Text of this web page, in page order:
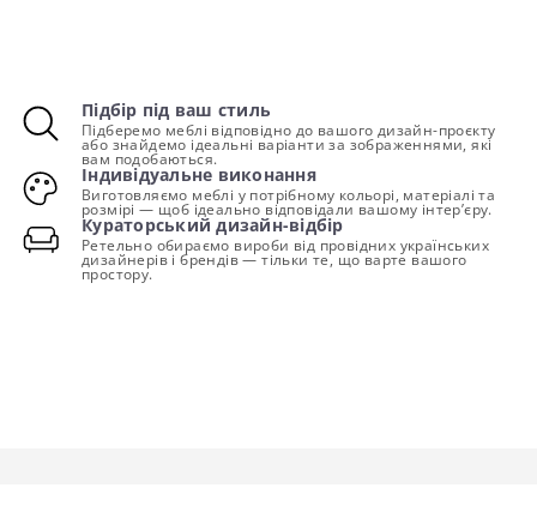
Підбір під ваш стиль
Підберемо меблі відповідно до вашого дизайн-проєкту
або знайдемо ідеальні варіанти за зображеннями, які
вам подобаються.
Індивідуальне виконання
Виготовляємо меблі у потрібному кольорі, матеріалі та
розмірі — щоб ідеально відповідали вашому інтер’єру.
Кураторський дизайн-відбір
Ретельно обираємо вироби від провідних українських
дизайнерів і брендів — тільки те, що варте вашого
простору.